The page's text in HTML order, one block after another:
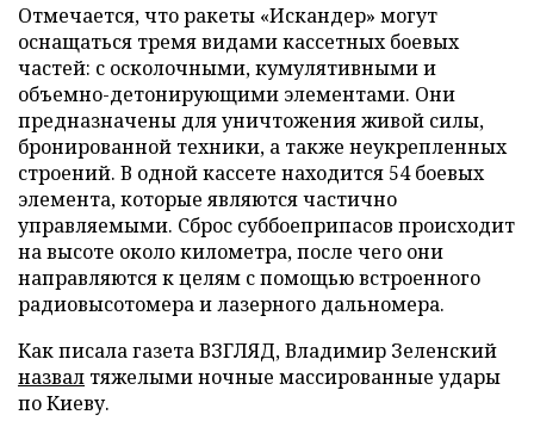
Отмечается, что ракеты «Искандер» могут
оснащаться тремя видами кассетных боевых
частей: с осколочными, кумулятивными и
объемно-детонирующими элементами. Они
предназначены для уничтожения живой силы,
бронированной техники, а также неукрепленных
строений. В одной кассете находится 54 боевых
элемента, которые являются частично
управляемыми. Сброс суббоеприпасов происходит
на высоте около километра, после чего они
направляются к целям с помощью встроенного
радиовысотомера и лазерного дальномера.
Как писала газета ВЗГЛЯД, Владимир Зеленский
назвал тяжелыми ночные массированные удары
по Киеву.